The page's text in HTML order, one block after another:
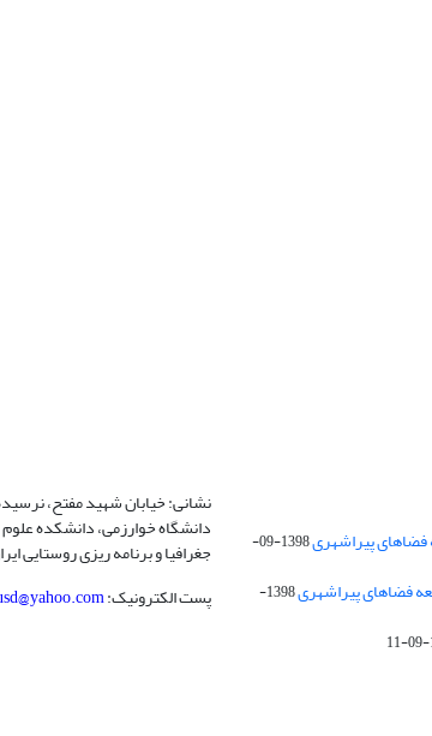
1398-09-
فضاهای پیراشهری
1398-
نشانی: خیابان شهید مفتح،
دانشگاه خوارزمی، دانشکده
جغرافیا و برنامه ریزی روستایی
پست الکترونیک: